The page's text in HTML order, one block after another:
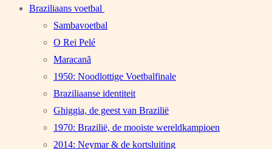
Braziliaans voetbal
Sambavoetbal
O Rei Pelé
Maracanã
1950: Noodlottige Voetbalfinale
Braziliaanse identiteit
Ghiggia, de geest van Brazilië
1970: Brazilië, de mooiste wereldkampioen
2014: Neymar & de kortsluiting